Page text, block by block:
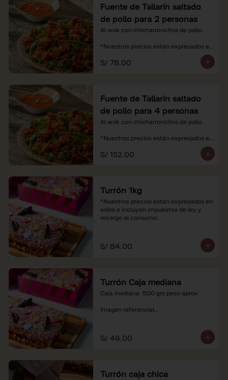
Fuente de Tallarín saltado
de pollo para 2 personas
Al wok con chicharroncitos de pollo
*Nuestros precios están expresados en
recargo al consumo.
S/ 78.00
Fuente de Tallarín saltado
de pollo para 4 personas
Al wok con chicharroncitos de pollo
*Nuestros precios están expresados en
recargo al consumo.
S/ 152.00
Turrón 1kg
*Nuestros precios están expresados en
soles e incluyen impuestos de ley y
recargo al consumo.
S/ 84.00
Turrón Caja mediana
Caja mediana  500 grs peso aprox
Imagen referencial
soles e incluyen impuestos de ley y
recargo al consumo.
S/ 46.00
Turrón caja chica